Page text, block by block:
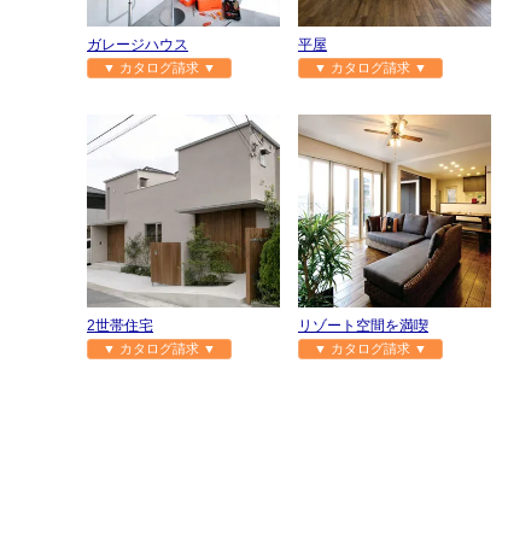
ガレージハウス
▼ カタログ請求 ▼
平屋
▼ カタログ請求 ▼
2世帯住宅
▼ カタログ請求 ▼
リゾート空間を満喫
▼ カタログ請求 ▼